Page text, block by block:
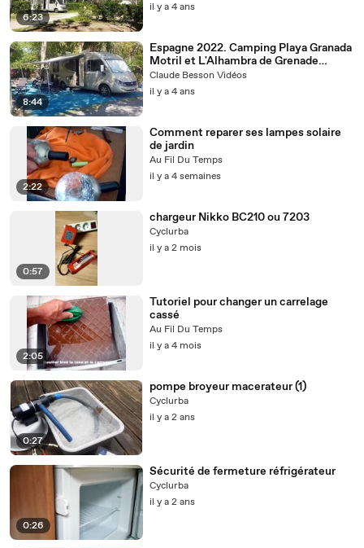
6:23
il y a 4 ans
8:44
Espagne 2022. Camping Playa Granada
Motril et L'Alhambra de Grenade
Voyages en camping car espagne
Claude Besson Vidéos
il y a 4 ans
2:22
Comment reparer ses lampes solaire
de jardin
Au Fil Du Temps
il y a 4 semaines
0:57
chargeur Nikko BC210 ou 7203
Cyclurba
il y a 2 mois
2:05
Tutoriel pour changer un carrelage
cassé
Au Fil Du Temps
il y a 4 mois
0:27
pompe broyeur macerateur (1)
Cyclurba
il y a 2 ans
0:26
Sécurité de fermeture réfrigérateur
Cyclurba
il y a 2 ans